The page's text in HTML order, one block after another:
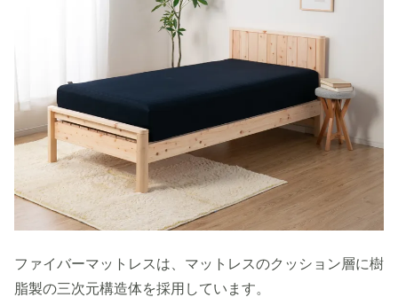
ファイバーマットレスは、マットレスのクッション層に樹
脂製の三次元構造体を採用しています。